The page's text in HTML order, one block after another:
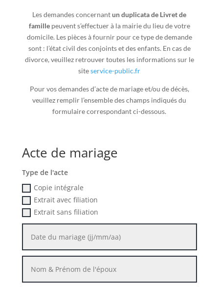
Les demandes concernantun duplicata de Livret de
famillepeuvent s’effectuer à la mairie du lieu de votre
domicile. Les pièces à fournir pour ce type de demande
sont : l’état civil des conjoints et des enfants. En cas de
divorce, veuillez retrouver toutes les informations sur le
siteservice-public.fr
Pour vos demandes d’acte de mariage et/ou de décès,
veuillez remplir l’ensemble des champs indiqués du
formulaire correspondant ci-dessous.
Acte de mariage
Type de l'acte
Copie intégrale
Extrait avec filiation
Extrait sans filiation